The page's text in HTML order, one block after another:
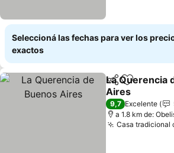
Seleccioná las fechas para ver los
exactos
Compartir
Añadir a
La Querencia
Aires
9,7 Excelente
a 1.8 km de:
Casa tradicional